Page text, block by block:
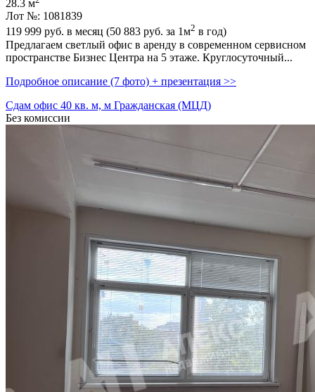
28.3 м
Лот №: 1081839
119 999 руб. в месяц (50 883 руб. за 1м2 в год)
Предлагаем светлый офис в аренду в современном сервисном
пространстве Бизнес Центра на 5 этаже. Круглосуточный...
Подробное описание (7 фото) + презентация >>
Сдам офис 40 кв. м, м Гражданская (МЦД)
Без комиссии